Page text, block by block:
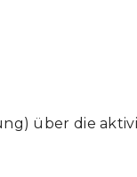
über die